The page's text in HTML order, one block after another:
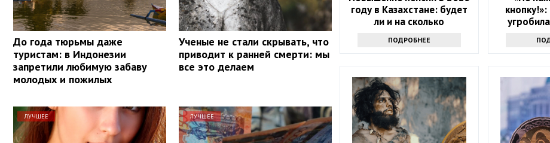
До года тюрьмы даже
туристам: в Индонезии
запретили любимую забаву
молодых и пожилых
Ученые не стали скрывать, что
приводит к ранней смерти: мы
все это делаем
ЛУЧШЕЕ ЛУЧШЕЕ
году в Казахстане: будет
ли и на сколько
ПОДРОБНЕЕ